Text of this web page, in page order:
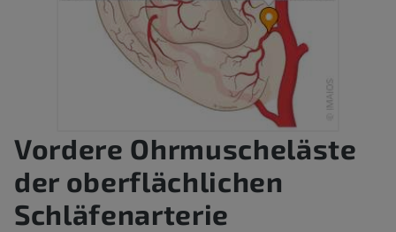
Vordere Ohrmuscheläste
der oberflächlichen
Schläfenarterie